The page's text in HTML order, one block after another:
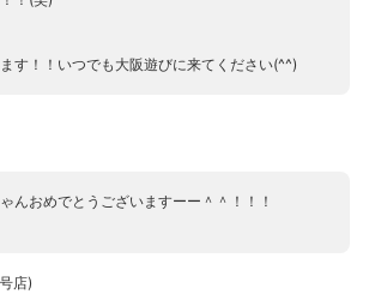
す！！いつでも大阪遊びに来てください(^^)
んおめでとうございますーー＾＾！！！
店)